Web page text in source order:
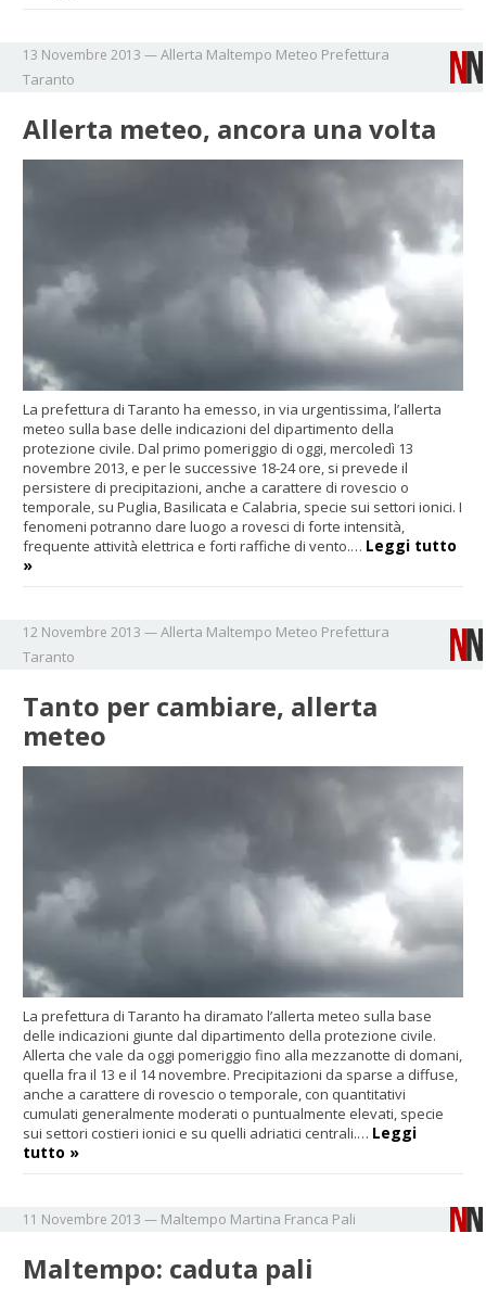
13 Novembre 2013 —Allerta Maltempo Meteo Prefettura
Taranto
Allerta meteo, ancora una volta
La prefettura di Taranto ha emesso, in via urgentissima, l’allerta
meteo sulla base delle indicazioni del dipartimento della
protezione civile. Dal primo pomeriggio di oggi, mercoledì 13
novembre 2013, e per le successive 18-24 ore, si prevede il
persistere di precipitazioni, anche a carattere di rovescio o
temporale, su Puglia, Basilicata e Calabria, specie sui settori ionici. I
fenomeni potranno dare luogo a rovesci di forte intensità,
frequente attività elettrica e forti raffiche di vento.… Leggi tutto
»
12 Novembre 2013 —Allerta Maltempo Meteo Prefettura
Taranto
Tanto per cambiare, allerta
meteo
La prefettura di Taranto ha diramato l’allerta meteo sulla base
delle indicazioni giunte dal dipartimento della protezione civile.
Allerta che vale da oggi pomeriggio fino alla mezzanotte di domani,
quella fra il 13 e il 14 novembre. Precipitazioni da sparse a diffuse,
anche a carattere di rovescio o temporale, con quantitativi
cumulati generalmente moderati o puntualmente elevati, specie
sui settori costieri ionici e su quelli adriatici centrali.… Leggi
tutto »
11 Novembre 2013 — Maltempo Martina Franca Pali
Maltempo: caduta pali